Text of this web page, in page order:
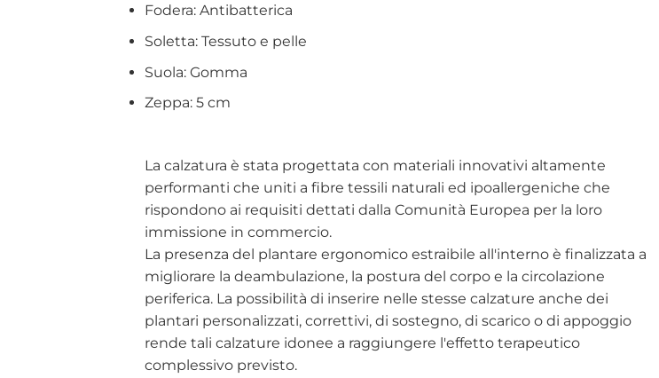
Fodera: Antibatterica
Soletta: Tessuto e pelle
Suola: Gomma
Zeppa: 5 cm
La calzatura è stata progettata con materiali innovativi altamente
performanti che uniti a fibre tessili naturali ed ipoallergeniche che
rispondono ai requisiti dettati dalla Comunità Europea per la loro
immissione in commercio.
La presenza del plantare ergonomico estraibile all'interno è finalizzata a
migliorare la deambulazione, la postura del corpo e la circolazione
periferica. La possibilità di inserire nelle stesse calzature anche dei
plantari personalizzati, correttivi, di sostegno, di scarico o di appoggio
rende tali calzature idonee a raggiungere l'effetto terapeutico
complessivo previsto.